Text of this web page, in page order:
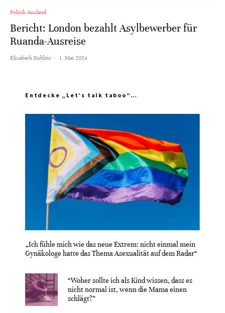
Politik Ausland
Bericht: London bezahlt Asylbewerber für
Ruanda-Ausreise
Elisabeth Koblitz · 1. Mai 2024
Entdecke „Let’s talk taboo“…
„Ich fühle mich wie das neue Extrem: nicht einmal mein
Gynäkologe hatte das Thema Asexualität auf dem Radar“
“Woher sollte ich als Kind wissen, dass es
nicht normal ist, wenn die Mama einen
schlägt?”